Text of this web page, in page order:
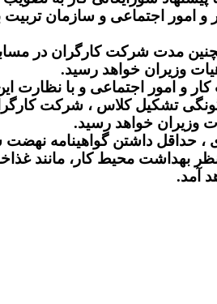
کار و امور اجتماعی و
مدت شرکت کارگران در
وزیران خواهد رسید.
کار و امور اجتماعی و با
تشکیل کلاس ، شرکت
وزیران خواهد رسید.
، حداقل داشتن گواهینامه
از نظر بهداشت محیط کار،
آمد.